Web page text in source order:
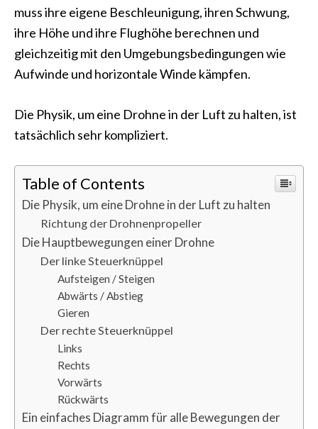
muss ihre eigene Beschleunigung, ihren Schwung,
ihre Höhe und ihre Flughöhe berechnen und
gleichzeitig mit den Umgebungsbedingungen wie
Aufwinde und horizontale Winde kämpfen.
Die Physik, um eine Drohne in der Luft zu halten, ist
tatsächlich sehr kompliziert.
Table of Contents
Die Physik, um eine Drohne in der Luft zu halten
Richtung der Drohnenpropeller
Die Hauptbewegungen einer Drohne
Der linke Steuerknüppel
Aufsteigen / Steigen
Abwärts / Abstieg
Gieren
Der rechte Steuerknüppel
Links
Rechts
Vorwärts
Rückwärts
Ein einfaches Diagramm für alle Bewegungen der